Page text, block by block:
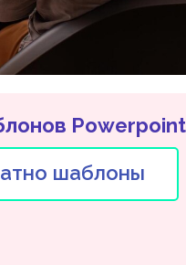
Powerpoint
шаблоны